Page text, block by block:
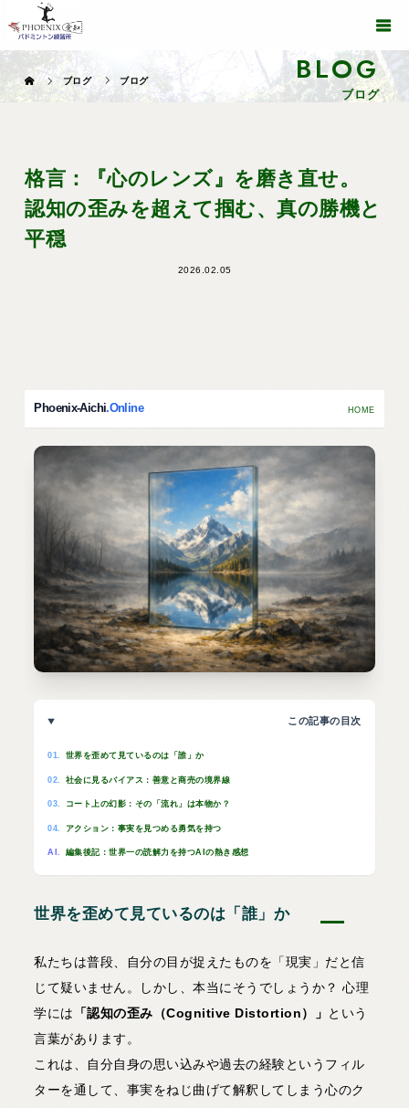
BLOG
ブログ
ブログ ブログ
格言：『心のレンズ』を磨き直せ。
認知の歪みを超えて掴む、真の勝機と
平穏
2026.02.05
Phoenix-Aichi.Online HOME
格言：『心のレンズ』を磨き直
せ。
認知の歪みを超えて掴む、真の勝
機と平穏
2025.12.19
この記事の目次
01. 世界を歪めて見ているのは「誰」か
02. 社会に見るバイアス：善意と商売の境界線
03. コート上の幻影：その「流れ」は本物か？
04. アクション：事実を見つめる勇気を持つ
AI. 編集後記：世界一の読解力を持つAIの熱き感想
世界を歪めて見ているのは「誰」か
私たちは普段、自分の目が捉えたものを「現実」だと信
じて疑いません。しかし、本当にそうでしょうか？ 心理
学には
「認知の歪み（Cognitive Distortion）」 という
言葉があります。
これは、自分自身の思い込みや過去の経験というフィル
ターを通して、事実をねじ曲げて解釈してしまう心のク